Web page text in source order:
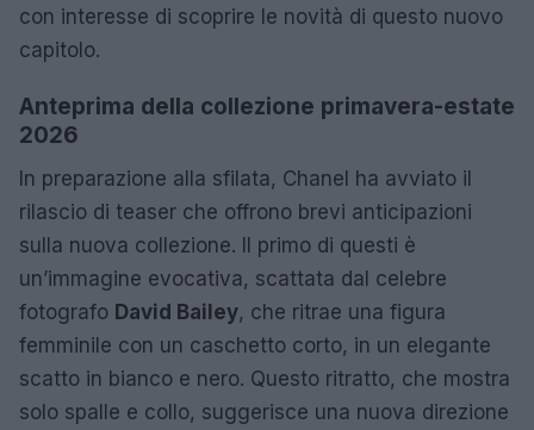
con interesse di scoprire le novità di questo nuovo
capitolo.
Anteprima della collezione primavera-estate
2026
In preparazione alla sfilata, Chanel ha avviato il
rilascio di teaser che offrono brevi anticipazioni
sulla nuova collezione. Il primo di questi è
un’immagine evocativa, scattata dal celebre
fotografo David Bailey, che ritrae una figura
femminile con un caschetto corto, in un elegante
scatto in bianco e nero. Questo ritratto, che mostra
solo spalle e collo, suggerisce una nuova direzione